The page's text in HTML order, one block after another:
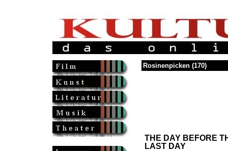
Rosinenpicken (170)
THE DAY BEFORE
LAST DAY